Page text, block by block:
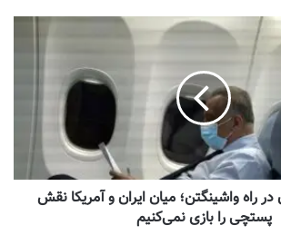
راه واشینگتن؛ میان ایران و آمریکا نقش
پستچی را بازی نمی‌کنیم